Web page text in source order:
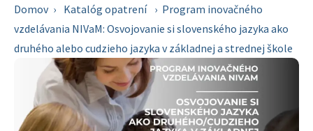
Domov › Katalóg opatrení › Program inovačného
vzdelávania NIVaM: Osvojovanie si slovenského jazyka ako
druhého alebo cudzieho jazyka v základnej a strednej škole